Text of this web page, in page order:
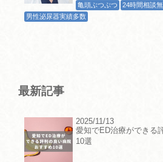
亀頭ぶつぶつ
24時間相談
男性泌尿器実績多数
最新記事
2025/11/13
愛知でED治療ができる
10選